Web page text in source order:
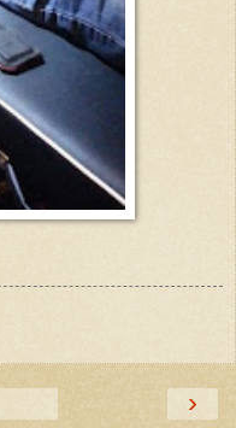
›